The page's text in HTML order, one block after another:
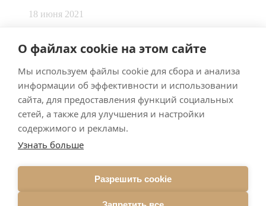
О файлах cookie на этом сайте
Мы используем файлы cookie для сбора и анализа
информации об эффективности и использовании
сайта, для предоставления функций социальных
сетей, а также для улучшения и настройки
содержимого и рекламы.
Узнать больше
Разрешить cookie
18 июня 2021
Made bySmart Team
ImpressumDatenschutz
Подписывайтесь на меня в Телеграм
Подписаться